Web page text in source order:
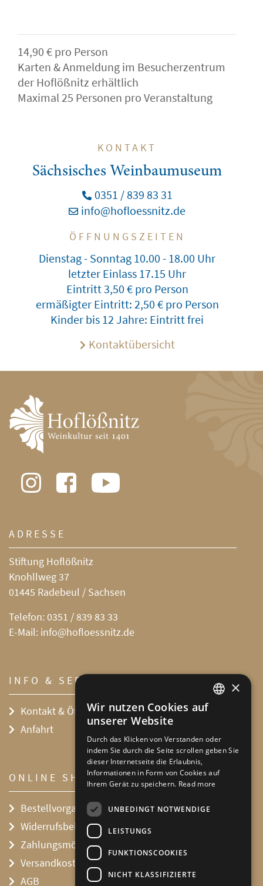
14,90 € pro Person
Karten & Anmeldung im Besucherzentrum
der Hoflößnitz erhältlich
Maximal 25 Personen pro Veranstaltung
KONTAKT
Sächsisches Weinbaumuseum
0351 / 839 83 31
info@hofloessnitz.de
ÖFFNUNGSZEITEN
Dienstag - Sonntag 10.00 - 18.00 Uhr
letzter Einlass 17.15 Uhr
Eintritt 3,50 € pro Person
ermäßigter Eintritt: 2,50 € pro Person
Kinder bis 12 Jahre: Eintritt frei
Kontaktübersicht
ADRESSE
Stiftung Hoflößnitz
Knohllweg 37
01445 Radebeul / Sachsen
Telefon: 0351 / 839 83 33
E-Mail: info@hofloessnitz.de
INFO & SERVICE
Kontakt & Öffnungszeiten
Anfahrt
ONLINE SHOP
Bestellvorgang
Widerrufsbelehrung
Zahlungsmöglichkeiten
Versandkosten
AGB
DEFAULT LANGUAGE
GERMAN
×
Wir nutzen Cookies auf
unserer Website
Durch das Klicken von Verstanden oder
indem Sie durch die Seite scrollen geben Sie
dieser Internetseite die Erlaubnis,
Informationen in Form von Cookies auf
Ihrem Gerät zu speichern. Read more
UNBEDINGT NOTWENDIGE
LEISTUNGS
FUNKTIONSCOOKIES
NICHT KLASSIFIZIERTE